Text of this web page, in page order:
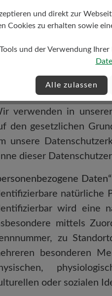
BEGRIFFLICHKEITEN
verwenden in
den gesetzlichen
unsere
dieser
Daten“
natürliche
wird eine
mittels
zu
besonderen
oder sozialen
und direkt zur
Cookies zu erhalten sowie
und der Verwendung
Alle zulassen